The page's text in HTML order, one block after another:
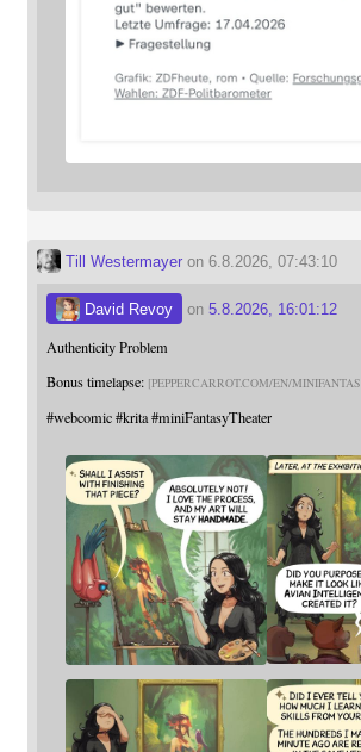
Till Westermayeron 6.8.2026, 07:43:10
David Revoy on 5.8.2026, 16:01:12
Authenticity Problem
Bonus timelapse: PEPPERCARROT.COM/EN/MINIFANTAS
#webcomic #krita #miniFantasyTheater